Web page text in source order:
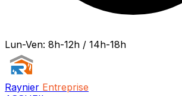
Lun-Ven: 8h-12h / 14h-18h
Raynier Entreprise